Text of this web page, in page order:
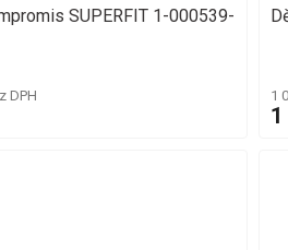
SUPERFIT 1-000539-
DPH 1
1